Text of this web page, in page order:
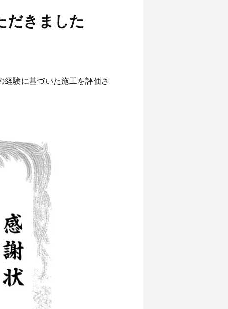
だきました
経験に基づいた施工を評価さ